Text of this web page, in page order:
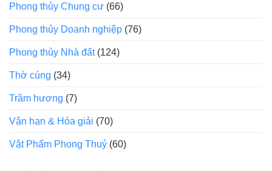
Phong thủy Chung cư (66)
Phong thủy Doanh nghiệp (76)
Phong thủy Nhà đất(124)
Thờ cúng (34)
Trầm hương (7)
Vận hạn & Hóa giải (70)
Vật Phẩm Phong Thuỷ (60)